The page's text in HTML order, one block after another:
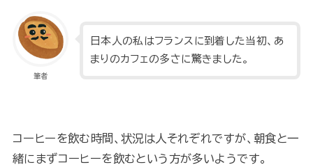
筆者
日本人の私はフランスに到着した当初、あ
まりのカフェの多さに驚きました。
コーヒーを飲む時間、状況は人それぞれですが、朝食と一
緒にまずコーヒーを飲むという方が多いようです。